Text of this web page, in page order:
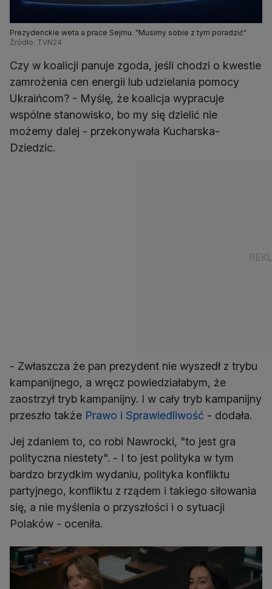
Prezydenckie weta a prace Sejmu. "Musimy sobie z tym poradzić"
Źródło: TVN24
Czy w koalicji panuje zgoda, jeśli chodzi o kwestie
zamrożenia cen energii lub udzielania pomocy
Ukraińcom? - Myślę, że koalicja wypracuje
wspólne stanowisko, bo my się dzielić nie
możemy dalej - przekonywała Kucharska-
Dziedzic.
- Zwłaszcza że pan prezydent nie wyszedł z trybu
kampanijnego, a wręcz powiedziałabym, że
zaostrzył tryb kampanijny. I w cały tryb kampanijny
przeszło także Prawo i Sprawiedliwość - dodała.
Jej zdaniem to, co robi Nawrocki, "to jest gra
polityczna niestety". - I to jest polityka w tym
bardzo brzydkim wydaniu, polityka konfliktu
partyjnego, konfliktu z rządem i takiego siłowania
się, a nie myślenia o przyszłości i o sytuacji
Polaków - oceniła.